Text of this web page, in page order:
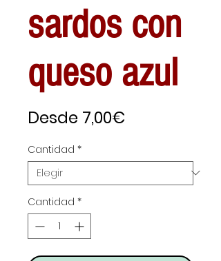
sardos con
queso azul
Desde 7,00€
oferta
Cantidad *
Cantidad *